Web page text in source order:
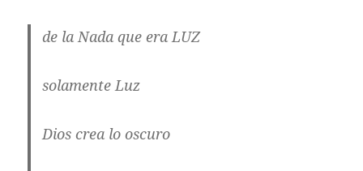
de la Nada que era LUZ
solamente Luz
Dios crea lo oscuro